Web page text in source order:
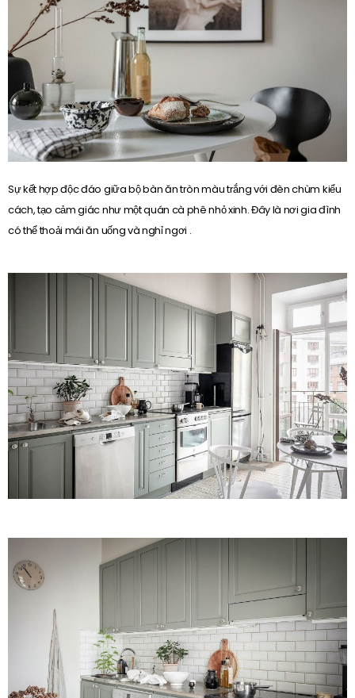
Sự kết hợp độc đáo giữa bộ bàn ăn tròn màu trắng với đèn chùm kiểu
cách, tạo cảm giác như một quán cà phê nhỏ xinh. Đây là nơi gia đình
có thể thoải mái ăn uống và nghỉ ngơi .